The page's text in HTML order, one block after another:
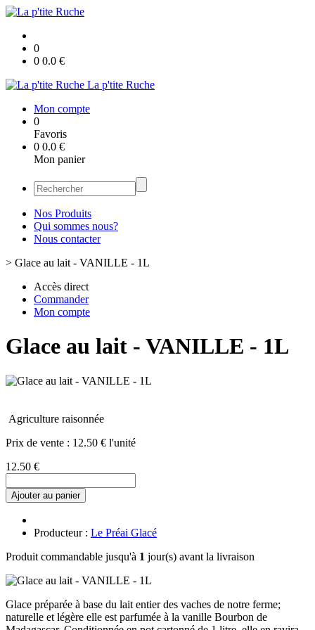
0
0 0.0 €
La p'tite Ruche
Mon compte
0
Favoris
0 0.0 €
Mon panier
Nos Produits
Qui sommes nous?
Nous contacter
> Glace au lait - VANILLE - 1L
Accès direct
Commander
Mon compte
Glace au lait - VANILLE - 1L
Agriculture raisonnée
Prix de vente : 12.50 € l'unité
12.50 €
Ajouter au panier
Producteur : Le Préai Glacé
Produit commandable jusqu'à 1 jour(s) avant la livraison
Glace préparée à base du lait entier des vaches de notre ferme;
naturelle et légère elle est parfumée à la vanille Bourbon de